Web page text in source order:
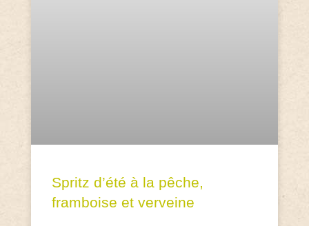
Spritz d’été à la pêche,
framboise et verveine